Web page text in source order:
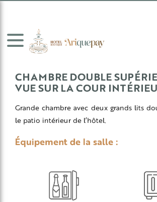
CHAMBRE DOUBLE
VUE SUR LA COUR
Grande chambre avec deux grands lits
le patio intérieur de l’hôtel.
Équipement de la salle :